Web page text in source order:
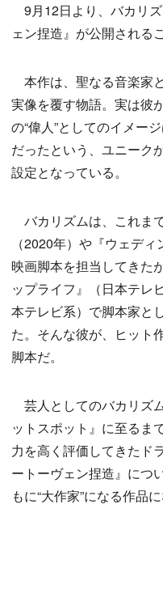
9月12日より、バカリ
ェン捏造』が公開される
本作は、聖なる音楽家
実像を覆す物語。実は彼
の“偉人”としてのイメー
だったという、ユニーク
設定となっている。
バカリズムは、これま
（2020年）や『ウェデ
映画脚本を担当してきた
ップライフ』（日本テレ
本テレビ系）で脚本家と
た。そんな彼が、ヒット
脚本だ。
芸人としてのバカリズ
ットスポット』に至るま
力を高く評価してきたド
ートーヴェン捏造』につ
もに“大作家”になる作品